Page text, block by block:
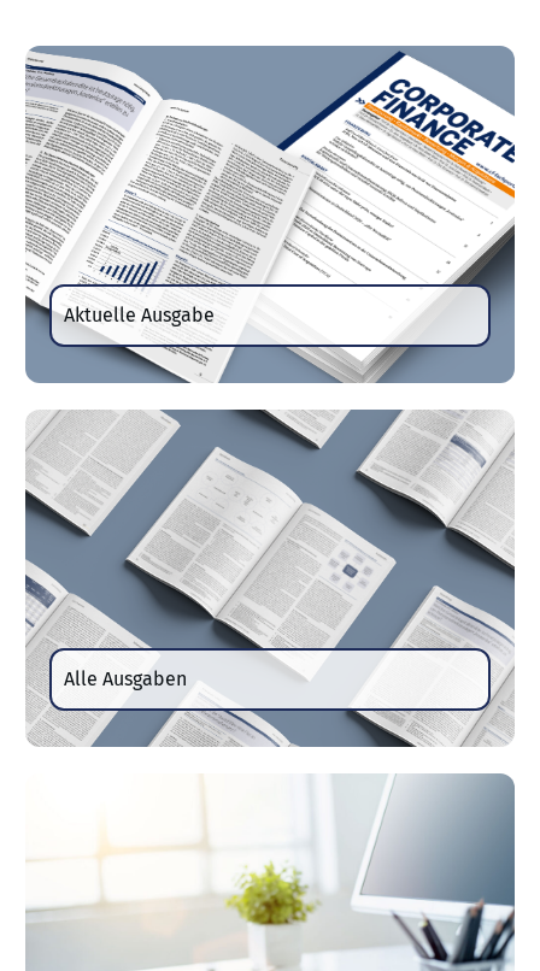
Aktuelle Ausgabe
Alle Ausgaben